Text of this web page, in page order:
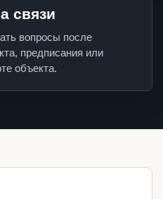
связи
вопросы после
предписания или
объекта.